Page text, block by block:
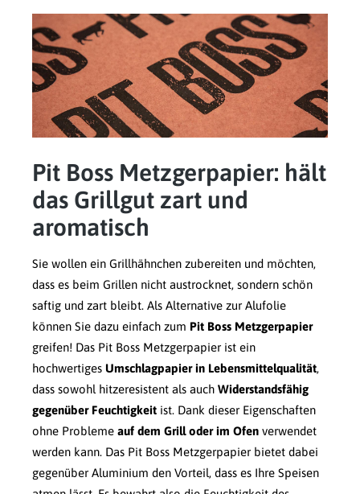
Pit Boss Metzgerpapier: hält
das Grillgut zart und
aromatisch
Sie wollen ein Grillhähnchen zubereiten und möchten,
dass es beim Grillen nicht austrocknet, sondern schön
saftig und zart bleibt. Als Alternative zur Alufolie
können Sie dazu einfach zum Pit Boss Metzgerpapier
greifen! Das Pit Boss Metzgerpapier ist ein
hochwertiges Umschlagpapier in Lebensmittelqualität,
dass sowohl hitzeresistent als auch Widerstandsfähig
gegenüber Feuchtigkeit ist. Dank dieser Eigenschaften
ohne Probleme auf dem Grill oder im Ofen verwendet
werden kann. Das Pit Boss Metzgerpapier bietet dabei
gegenüber Aluminium den Vorteil, dass es Ihre Speisen